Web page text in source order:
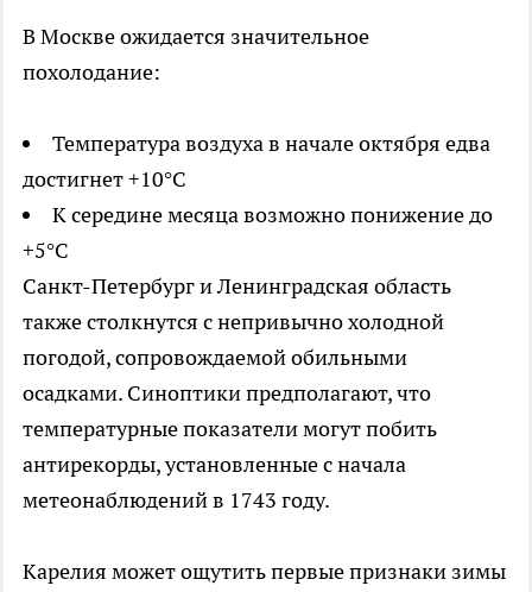
В Москве ожидается значительное
похолодание:
Температура воздуха в начале октября едва
достигнет +10°C
К середине месяца возможно понижение до
+5°C
Санкт-Петербург и Ленинградская область
также столкнутся с непривычно холодной
погодой, сопровождаемой обильными
осадками. Синоптики предполагают, что
температурные показатели могут побить
антирекорды, установленные с начала
метеонаблюдений в 1743 году.
Карелия может ощутить первые признаки зимы